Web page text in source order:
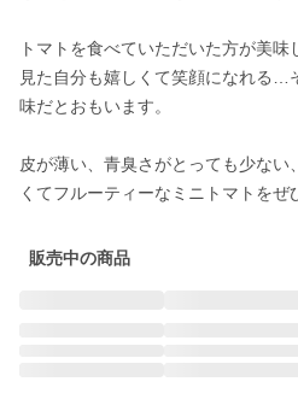
トマトを食べていただいた方が美
見た自分も嬉しくて笑顔になれる…
味だとおもいます。
皮が薄い、青臭さがとっても少な
くてフルーティーなミニトマトをぜ
販売中の商品